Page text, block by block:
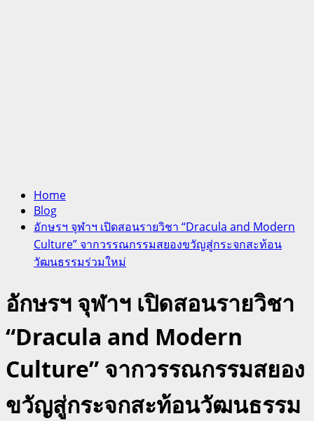
Home
Blog
อักษรฯ จุฬาฯ เปิดสอนรายวิชา “Dracula and Modern
Culture” จากวรรณกรรมสยองขวัญสู่กระจกสะท้อน
วัฒนธรรมร่วมใหม่
อักษรฯ จุฬาฯ เปิดสอนรายวิชา
“Dracula and Modern
Culture” จากวรรณกรรมสยอง
ขวัญสู่กระจกสะท้อนวัฒนธรรม